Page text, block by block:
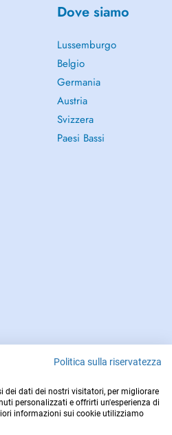
Dove siamo
Lussemburgo
Belgio
Germania
Austria
Svizzera
Paesi Bassi
CONSULTARE : 112
Politica sulla riservatezza
dei dati dei nostri visitatori, per migliorare
personalizzati e offrirti un'esperienza di
informazioni sui cookie utilizziamo